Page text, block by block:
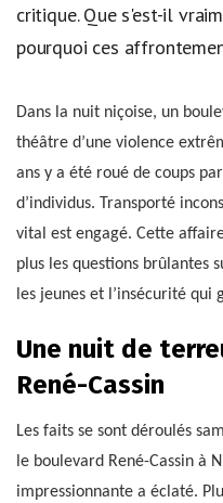
critique. Que s'est-il
pourquoi ces
Dans la nuit niçoise, un
théâtre d’une violence
ans y a été roué de coups
d’individus. Transporté
vital est engagé. Cette
plus les questions brûlantes
les jeunes et l’insécurité qui
Une nuit de
René-Cassin
Les faits se sont déroulés
le boulevard René-Cassin à
impressionnante a éclaté.